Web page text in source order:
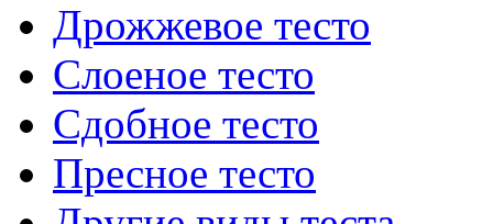
Дрожжевое тесто
Слоеное тесто
Сдобное тесто
Пресное тесто